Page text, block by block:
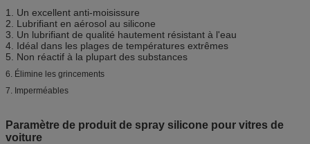
1. Un excellent anti-moisissure
2. Lubrifiant en aérosol au silicone
3. Un lubrifiant de qualité hautement résistant à l'eau
4. Idéal dans les plages de températures extrêmes
5. Non réactif à la plupart des substances
6. Élimine les grincements
7. Imperméables
Paramètre de produit de spray silicone pour vitres de
voiture